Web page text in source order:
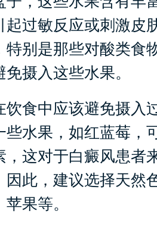
起过敏反应或刺激皮
特别是那些对酸类食
摄入这些水果。
食中应该避免摄入
些水果，如红蓝莓，
，这对于白癜风患者
因此，建议选择天然
果等。